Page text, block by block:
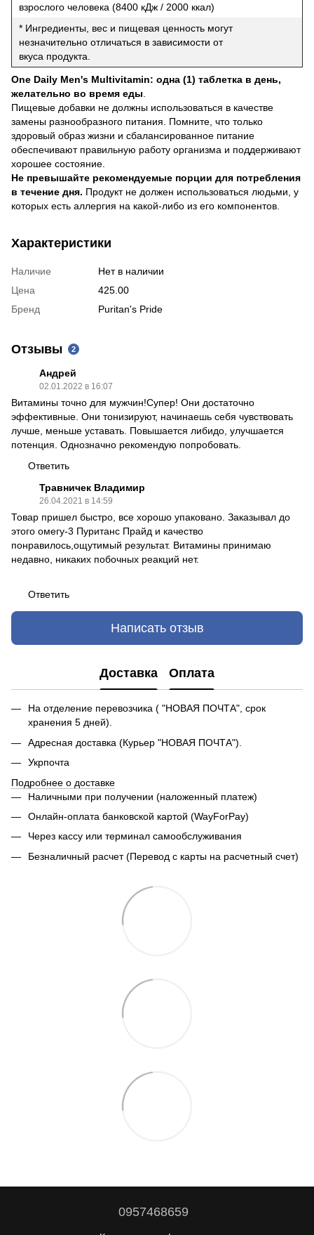
взрослого человека (8400 кДж / 2000 ккал)
* Ингредиенты, вес и пищевая ценность могут
незначительно отличаться в зависимости от
вкуса продукта.
One Daily Men's Multivitamin: одна (1) таблетка в день,
желательно во время еды.
Пищевые добавки не должны использоваться в качестве
замены разнообразного питания. Помните, что только
здоровый образ жизни и сбалансированное питание
обеспечивают правильную работу организма и поддерживают
хорошее состояние.
Не превышайте рекомендуемые порции для потребления
в течение дня. Продукт не должен использоваться людьми, у
которых есть аллергия на какой-либо из его компонентов.
Характеристики
Наличие
Нет в наличии
Цена
425.00
Бренд
Puritan's Pride
Отзывы 2
Андрей
02.01.2022 в 16:07
Витамины точно для мужчин!Супер! Они достаточно
эффективные. Они тонизируют, начинаешь себя чувствовать
лучше, меньше уставать. Повышается либидо, улучшается
потенция. Однозначно рекомендую попробовать.
Ответить
Травничек Владимир
26.04.2021 в 14:59
Товар пришел быстро, все хорошо упаковано. Заказывал до
этого омегу-3 Пуританс Прайд и качество
понравилось,ощутимый результат. Витамины принимаю
недавно, никаких побочных реакций нет.
Ответить
Написать отзыв
Доставка Оплата
На отделение перевозчика ( "НОВАЯ ПОЧТА", срок
хранения 5 дней).
Адресная доставка (Курьер "НОВАЯ ПОЧТА").
Укрпочта
Подробнее о доставке
Наличными при получении (наложенный платеж)
Онлайн-оплата банковской картой (WayForPay)
Через кассу или терминал самообслуживания
Безналичный расчет (Перевод с карты на расчетный счет)
0957468659